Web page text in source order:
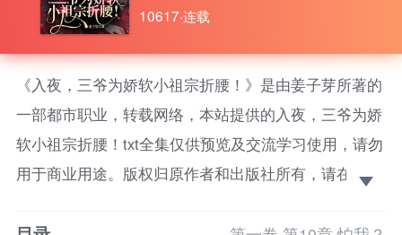
10617·连载
《入夜，三爷为娇软小祖宗折腰！》是由姜子芽所著的
一部都市职业，转载网络，本站提供的入夜，三爷为娇
软小祖宗折腰！txt全集仅供预览及交流学习使用，请勿
用于商业用途。版权归原作者和出版社所有，请在下载